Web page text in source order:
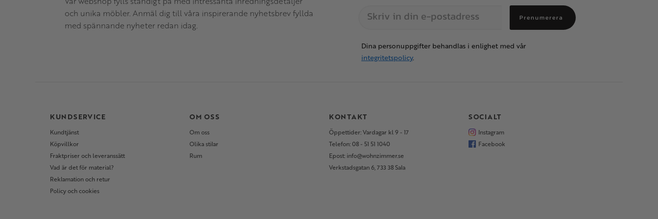
och unika möbler. Anmäl dig till våra inspirerande nyhetsbrev fyllda
med spännande nyheter redan idag.
Prenumerera
Dina personuppgifter behandlas i enlighet med vår
integritetspolicy.
KUNDSERVICE
Kundtjänst
Köpvillkor
Fraktpriser och leveranssätt
Vad är det för material?
Reklamation och retur
Policy och cookies
OM OSS
Om oss
Olika stilar
Rum
KONTAKT
Öppettider: Vardagar kl 9 - 17
Telefon: 08 - 51 51 1040
Epost: info@wohnzimmer.se
Verkstadsgatan 6, 733 38 Sala
SOCIALT
Instagram
Facebook